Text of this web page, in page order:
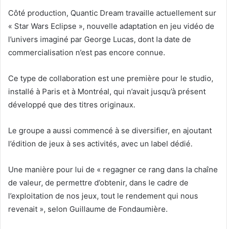
Côté production, Quantic Dream travaille actuellement sur
« Star Wars Eclipse », nouvelle adaptation en jeu vidéo de
l’univers imaginé par George Lucas, dont la date de
commercialisation n’est pas encore connue.
Ce type de collaboration est une première pour le studio,
installé à Paris et à Montréal, qui n’avait jusqu’à présent
développé que des titres originaux.
Le groupe a aussi commencé à se diversifier, en ajoutant
l’édition de jeux à ses activités, avec un label dédié.
Une manière pour lui de « regagner ce rang dans la chaîne
de valeur, de permettre d’obtenir, dans le cadre de
l’exploitation de nos jeux, tout le rendement qui nous
revenait », selon Guillaume de Fondaumière.